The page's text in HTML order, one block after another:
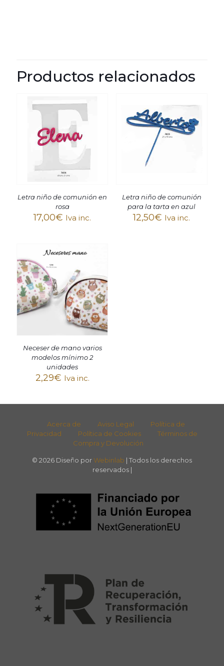
Productos relacionados
Letra niño de comunión en
rosa
17,00€ Iva inc.
Letra niño de comunión
para la tarta en azul
12,50€ Iva inc.
Neceser de mano varios
modelos mínimo 2
unidades
2,29€ Iva inc.
Acerca de Aviso Legal
Política de
Privacidad
Política de Cookies
Términos de
Compra y Devolución
© 2026 Diseño por Webinlab | Todos los derechos
reservados |